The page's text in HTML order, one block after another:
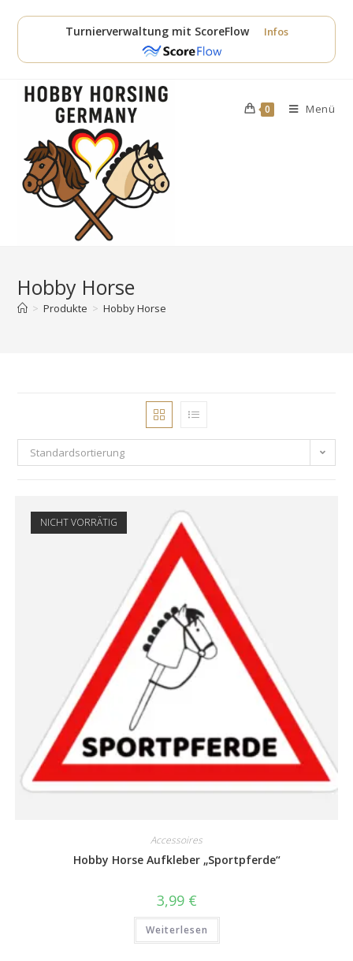
Inhalt
Turnierverwaltung mit ScoreFlow Infos
0 Menü
Hobby Horse
> Produkte > Hobby Horse
Standardsortierung
NICHT VORRÄTIG
Accessoires
Hobby Horse Aufkleber „Sportpferde“
3,99 €
Weiterlesen